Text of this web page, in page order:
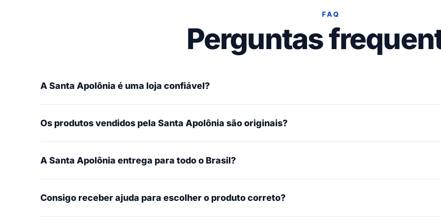
FAQ
Perguntas
A Santa Apolônia é uma loja confiável?
Os produtos vendidos pela Santa Apolônia são originais?
A Santa Apolônia entrega para todo o Brasil?
Consigo receber ajuda para escolher o produto correto?